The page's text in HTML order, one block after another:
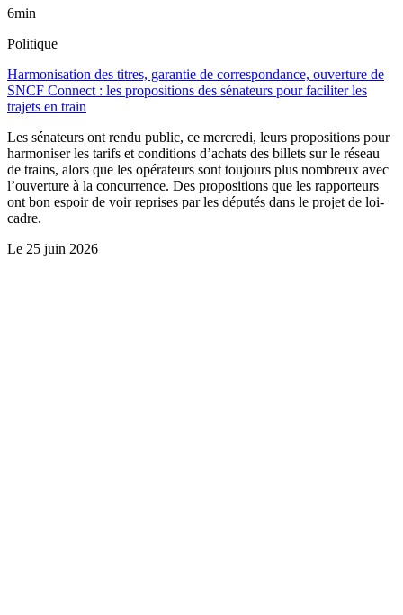
6min
Politique
Harmonisation des titres, garantie de correspondance, ouverture de
SNCF Connect : les propositions des sénateurs pour faciliter les
trajets en train
Les sénateurs ont rendu public, ce mercredi, leurs propositions pour
harmoniser les tarifs et conditions d’achats des billets sur le réseau
de trains, alors que les opérateurs sont toujours plus nombreux avec
l’ouverture à la concurrence. Des propositions que les rapporteurs
ont bon espoir de voir reprises par les députés dans le projet de loi-
cadre.
Le 25 juin 2026